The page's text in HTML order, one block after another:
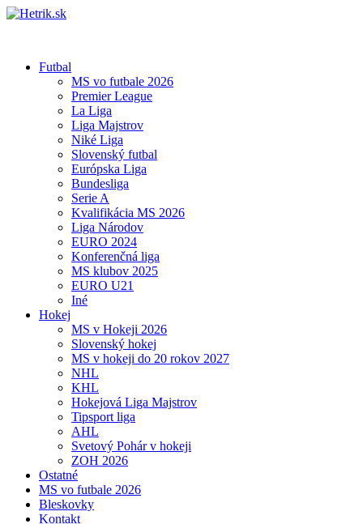
Futbal
MS vo futbale 2026
Premier League
La Liga
Liga Majstrov
Niké Liga
Slovenský futbal
Európska Liga
Bundesliga
Serie A
Kvalifikácia MS 2026
Liga Národov
EURO 2024
Konferenčná liga
MS klubov 2025
EURO U21
Iné
Hokej
MS v Hokeji 2026
Slovenský hokej
MS v hokeji do 20 rokov 2027
NHL
KHL
Hokejová Liga Majstrov
Tipsport liga
AHL
Svetový Pohár v hokeji
ZOH 2026
Ostatné
MS vo futbale 2026
Bleskovky
Kontakt